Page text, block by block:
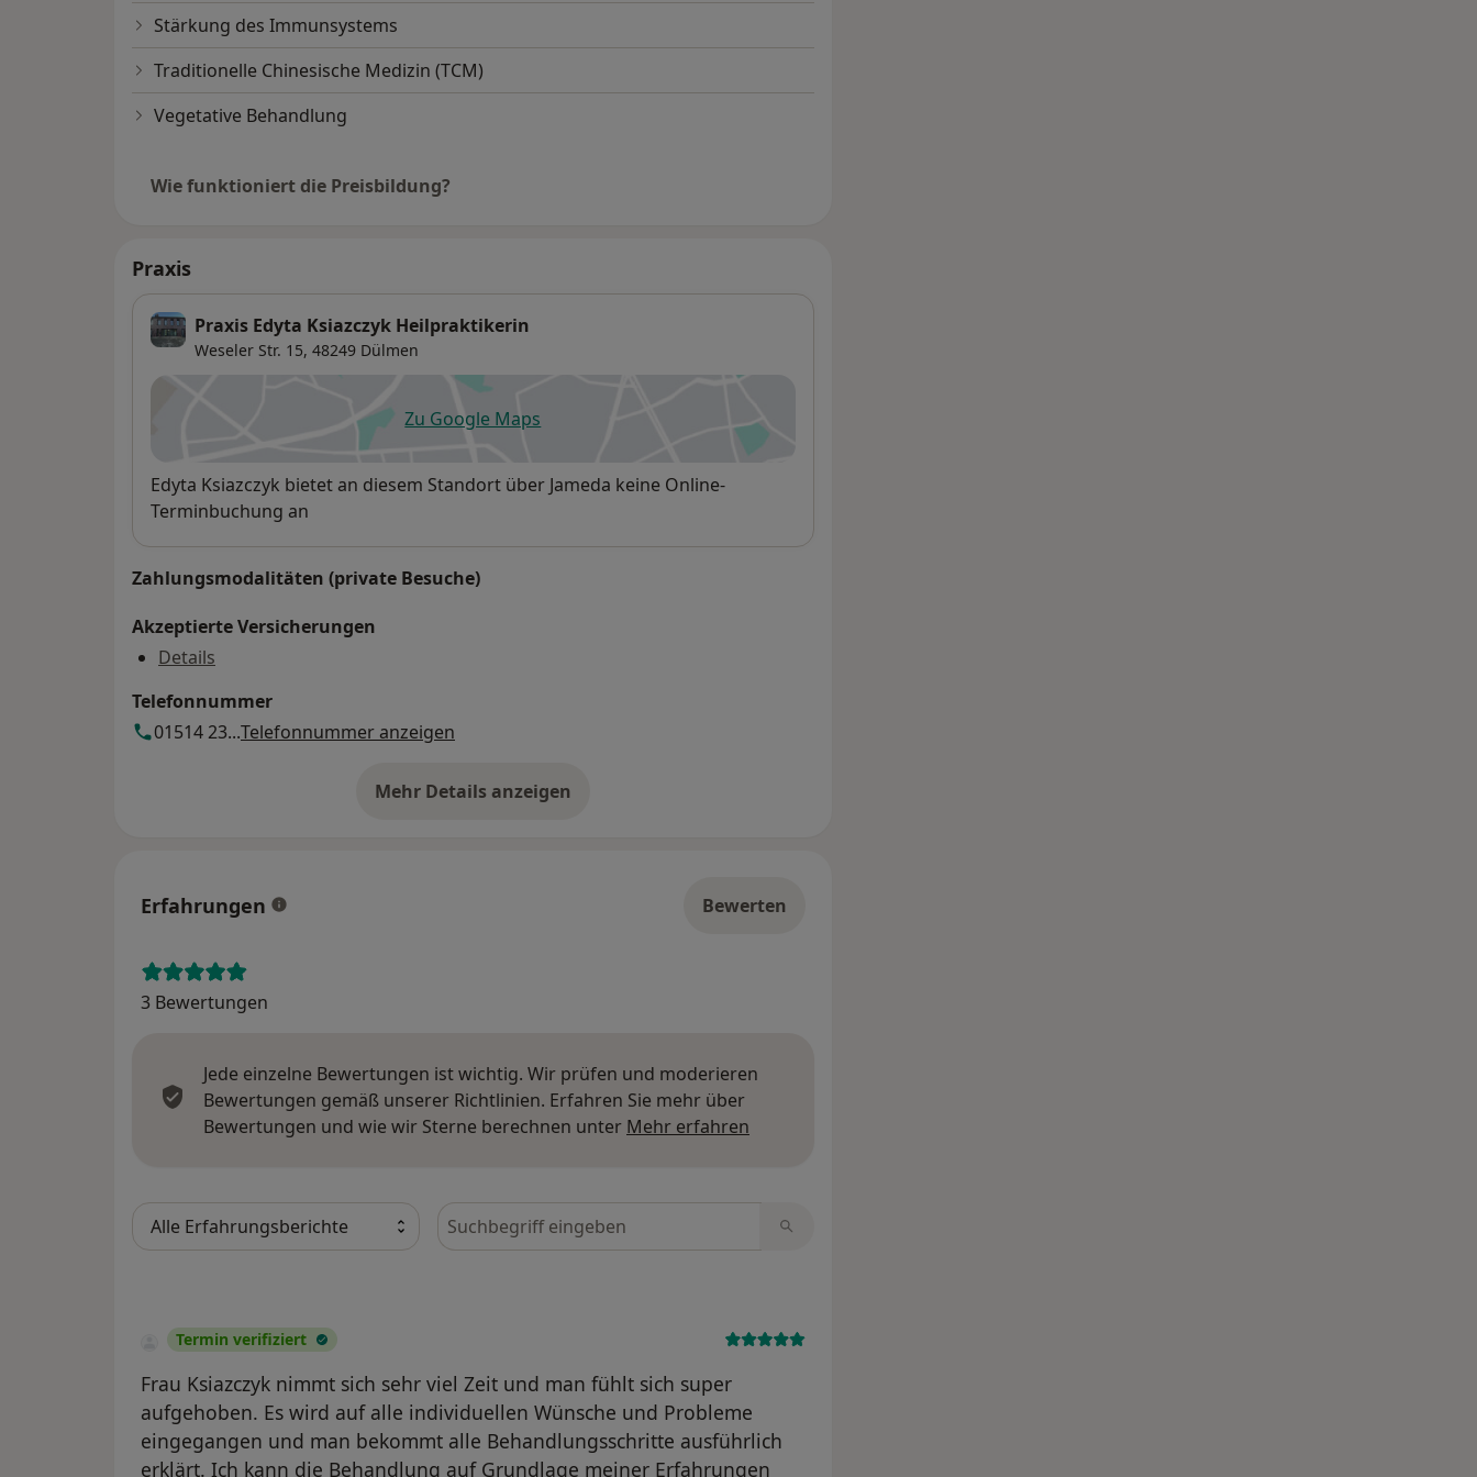
Stärkung des Immunsystems
Traditionelle Chinesische Medizin (TCM)
Vegetative Behandlung
Wie funktioniert die Preisbildung?
Praxis
Praxis Edyta Ksiazczyk Heilpraktikerin
Weseler Str. 15, 48249 Dülmen
Zu Google Mapsöffnet in einer neuen Registerkarte
Verfügbarkeit
Edyta Ksiazczyk bietet an diesem Standort über Jameda keine Online-
Terminbuchung an
Zahlungsmodalitäten (private Besuche)
Akzeptierte Versicherungen
Details
Telefonnummer
01514 23...Telefonnummer anzeigen
Mehr Details anzeigen
über die Adresse
Erfahrungen Bewerten
3 Bewertungen
Jede einzelne Bewertungen ist wichtig. Wir prüfen und moderieren
Bewertungen gemäß unserer Richtlinien. Erfahren Sie mehr über
Bewertungen und wie wir Sterne berechnen unter Mehr erfahren
Bewertungen durchsuchen
Termin verifiziert
Frau Ksiazczyk nimmt sich sehr viel Zeit und man fühlt sich super
aufgehoben. Es wird auf alle individuellen Wünsche und Probleme
eingegangen und man bekommt alle Behandlungsschritte ausführlich
erklärt. Ich kann die Behandlung auf Grundlage meiner Erfahrungen